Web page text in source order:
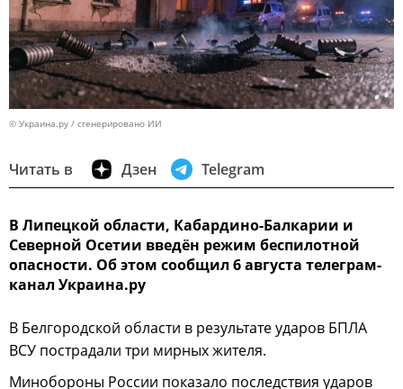
© Украина.ру / сгенерировано ИИ
Читать в Дзен Telegram
В Липецкой области, Кабардино-Балкарии и
Северной Осетии введён режим беспилотной
опасности. Об этом сообщил 6 августа телеграм-
канал Украина.ру
В Белгородской области в результате ударов БПЛА
ВСУ пострадали три мирных жителя.
Минобороны России показало последствия ударов